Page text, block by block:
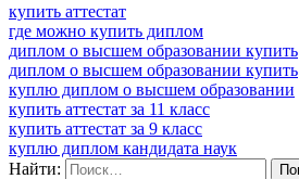
купить аттестат
где можно купить диплом
диплом о высшем образовании купить
диплом о высшем образовании купить
куплю диплом о высшем образовании
купить аттестат за 11 класс
купить аттестат за 9 класс
куплю диплом кандидата наук
Найти: